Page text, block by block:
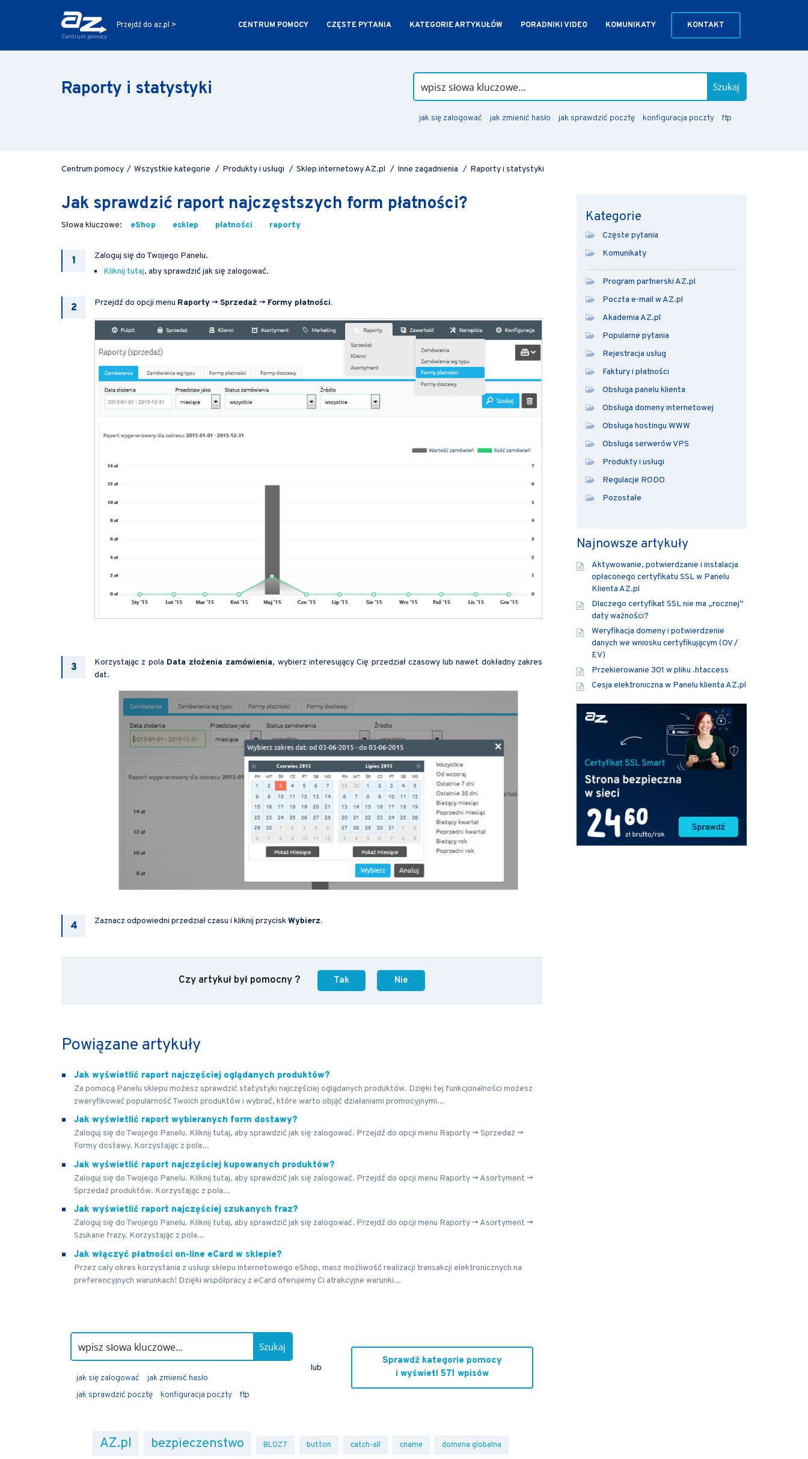
Centrum pomocy
Przejdź do az.pl > CENTRUM POMOCY CZĘSTE PYTANIA KATEGORIE ARTYKUŁÓW PORADNIKI VIDEO KOMUNIKATY KONTAKT
Raporty i statystyki Szukaj
jak się zalogować jak zmienić hasło jak sprawdzić pocztę konfiguracja poczty ftp
Centrum pomocy / Wszystkie kategorie / Produkty i usługi / Sklep internetowy AZ.pl / Inne zagadnienia / Raporty i statystyki
Jak sprawdzić raport najczęstszych form płatności?
eShop esklep płatności raporty
Zaloguj się do Twojego Panelu.
Kliknij tutaj, aby sprawdzić jak się zalogować.
Przejdź do opcji menu Raporty->Sprzedaż -> Formy płatności.
Korzystając z pola Data złożenia zamówienia, wybierz interesujący Cię przedział czasowy lub nawet dokładny zakres
dat.
Zaznacz odpowiedni przedział czasu i kliknij przyciskWybierz.
Czy artykuł był pomocny ? Tak Nie
Powiązane artykuły
Jak wyświetlić raport najczęściej oglądanych produktów?
Za pomocą Panelu sklepu możesz sprawdzić statystyki najczęściej oglądanych produktów. Dzięki tej funkcjonalności możesz
zweryfikować popularność Twoich produktów i wybrać, które warto objąć działaniami promocyjnymi...
Jak wyświetlić raport wybieranych form dostawy?
Zaloguj się do Twojego Panelu. Kliknij tutaj, aby sprawdzić jak się zalogować. Przejdź do opcji menu Raporty -> Sprzedaż ->
Formy dostawy. Korzystając z pola...
Jak wyświetlić raport najczęściej kupowanych produktów?
Zaloguj się do Twojego Panelu. Kliknij tutaj, aby sprawdzić jak się zalogować. Przejdź do opcji menu Raporty -> Asortyment ->
Sprzedaż produktów. Korzystając z pola...
Jak wyświetlić raport najczęściej szukanych fraz?
Zaloguj się do Twojego Panelu. Kliknij tutaj, aby sprawdzić jak się zalogować. Przejdź do opcji menu Raporty -> Asortyment ->
Szukane frazy. Korzystając z pola...
Jak włączyć płatności on-line eCard w sklepie?
Przez cały okres korzystania z usługi sklepu internetowego eShop, masz możliwość realizacji transakcji elektronicznych na
preferencyjnych warunkach! Dzięki współpracy z eCard oferujemy Ci atrakcyjne warunki...
Szukaj
jak się zalogować
jak zmienić hasło
jak sprawdzić pocztę
konfiguracja poczty ftp
lub
Sprawdź kategorie pomocy
i wyświetl 571 wpisów
AZ.pl bezpieczenstwo BLOZ7 button catch-all cname domena globalna
Kategorie
Częste pytania
Komunikaty
Program partnerski AZ.pl
Poczta e-mail w AZ.pl
Akademia AZ.pl
Popularne pytania
Rejestracja usług
Faktury i płatności
Obsługa panelu klienta
Obsługa domeny internetowej
Obsługa hostingu WWW
Obsługa serwerów VPS
Produkty i usługi
Regulacje RODO
Pozostałe
Najnowsze artykuły
Aktywowanie, potwierdzanie i instalacja
opłaconego certyfikatu SSL w Panelu
Klienta AZ.pl
Dlaczego certyfikat SSL nie ma „rocznej”
daty ważności?
Weryfikacja domeny i potwierdzenie
danych we wniosku certyfikującym (OV /
EV)
Przekierowanie 301 w pliku .htaccess
Cesja elektroniczna w Panelu klienta AZ.pl